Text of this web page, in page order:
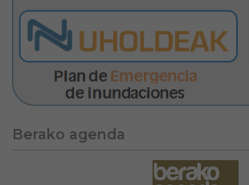
Berako agenda